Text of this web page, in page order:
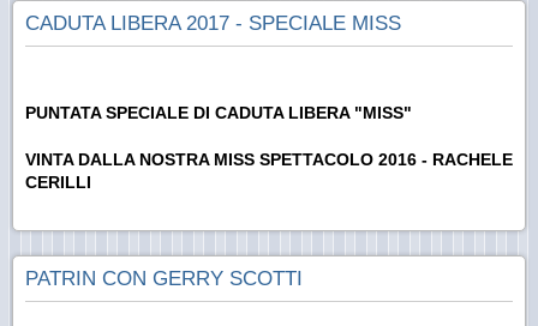
CADUTA LIBERA 2017 - SPECIALE MISS
PUNTATA SPECIALE DI CADUTA LIBERA "MISS"
VINTA DALLA NOSTRA MISS SPETTACOLO 2016 - RACHELE
CERILLI
PATRIN CON GERRY SCOTTI